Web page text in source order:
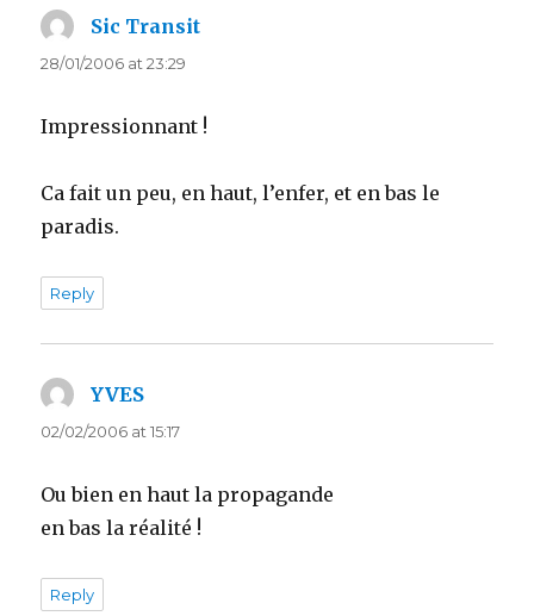
Sic Transit
28/01/2006 at 23:29
Impressionnant !
Ca fait un peu, en haut, l’enfer, et en bas le
paradis.
Reply
YVES
02/02/2006 at 15:17
Ou bien en haut la propagande
en bas la réalité !
Reply